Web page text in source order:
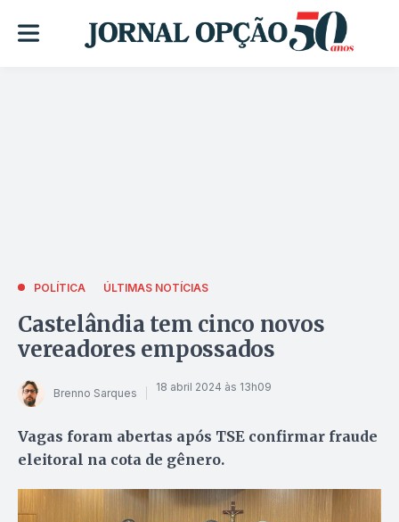
POLÍTICA ÚLTIMAS NOTÍCIAS
Castelândia tem cinco novos
vereadores empossados
Brenno Sarques 18 abril 2024 às 13h09
Vagas foram abertas após TSE confirmar fraude
eleitoral na cota de gênero.